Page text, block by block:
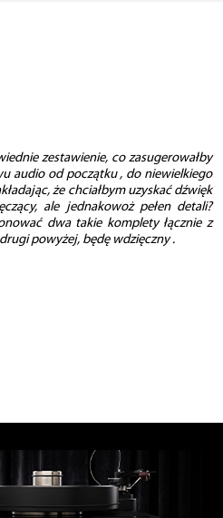
zestawienie, co zasugerowałby
audio od początku , do niewielkiego
że chciałbym uzyskać dźwięk
ale jednakowoż pełen detali?
dwa takie komplety łącznie z
powyżej, będę wdzięczny .